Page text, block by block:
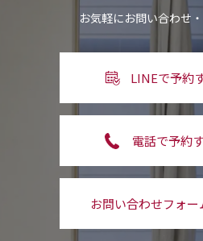
お気軽にお問い合わせ
LINEで予約
電話で予約
お問い合わせフォー